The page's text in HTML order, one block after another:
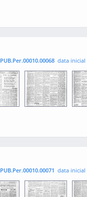
0002
PUB.Per.00010.00068 data inicial
0002 0003
PUB.Per.00010.00071 data inicial